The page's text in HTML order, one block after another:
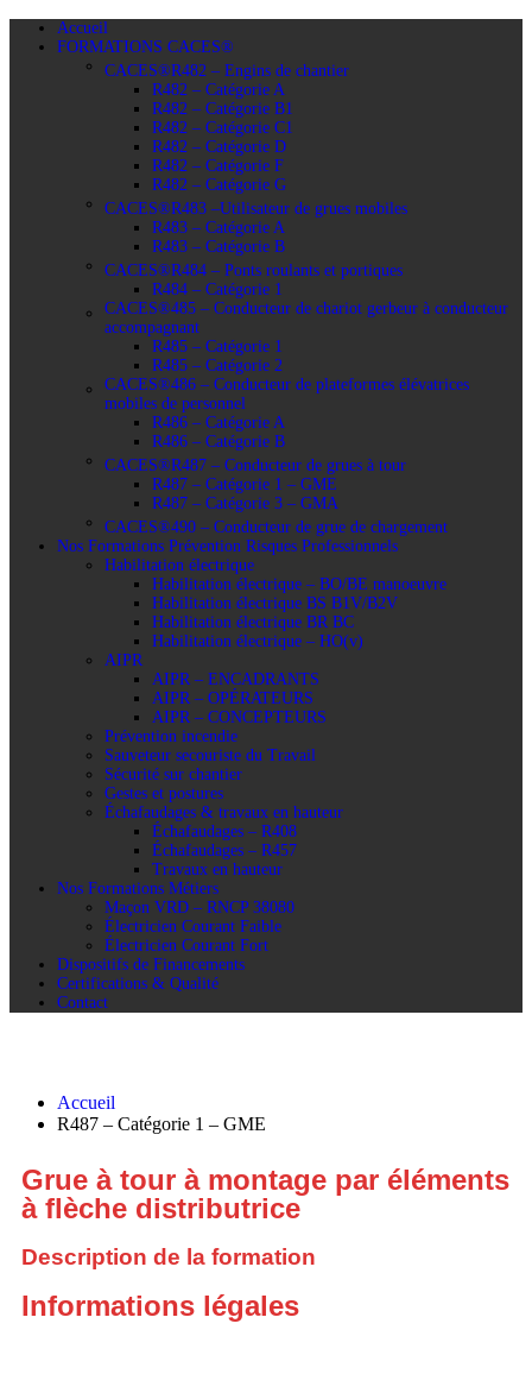
Accueil
FORMATIONS CACES®
CACES®R482 – Engins de chantier
R482 – Catégorie A
R482 – Catégorie B1
R482 – Catégorie C1
R482 – Catégorie D
R482 – Catégorie F
R482 – Catégorie G
CACES®R483 –Utilisateur de grues mobiles
R483 – Catégorie A
R483 – Catégorie B
CACES®R484 – Ponts roulants et portiques
R484 – Catégorie 1
CACES®485 – Conducteur de chariot gerbeur à conducteur
accompagnant
R485 – Catégorie 1
R485 – Catégorie 2
CACES®486 – Conducteur de plateformes élévatrices
mobiles de personnel
R486 – Catégorie A
R486 – Catégorie B
CACES®R487 – Conducteur de grues à tour
R487 – Catégorie 1 – GME
R487 – Catégorie 3 – GMA
CACES®490 – Conducteur de grue de chargement
Nos Formations Prévention Risques Professionnels
Habilitation électrique
Habilitation électrique – BO/BE manoeuvre
Habilitation électrique BS B1V/B2V
Habilitation électrique BR BC
Habilitation électrique – HO(v)
AIPR
AIPR – ENCADRANTS
AIPR – OPÉRATEURS
AIPR – CONCEPTEURS
Prévention incendie
Sauveteur secouriste du Travail
Sécurité sur chantier
Gestes et postures
Échafaudages & travaux en hauteur
Échafaudages – R408
Échafaudages – R457
Travaux en hauteur
Nos Formations Métiers
Maçon VRD – RNCP 38080
Électricien Courant Faible
Électricien Courant Fort
Dispositifs de Financements
Certifications & Qualité
Contact
Accueil
R487 – Catégorie 1 – GME
Grue à tour à montage par éléments
à flèche distributrice
Description de la formation
Informations légales